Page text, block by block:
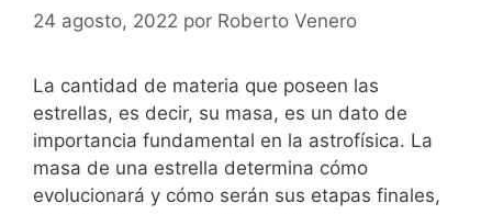
24 agosto, 2022 por Roberto Venero
La cantidad de materia que poseen las
estrellas, es decir, su masa, es un dato de
importancia fundamental en la astrofísica. La
masa de una estrella determina cómo
evolucionará y cómo serán sus etapas finales,